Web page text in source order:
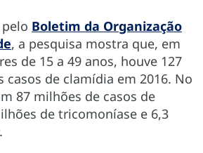
Boletim da Organização
, a pesquisa mostra que, em
de 15 a 49 anos, houve 127
casos de clamídia em 2016. No
87 milhões de casos de
de tricomoníase e 6,3